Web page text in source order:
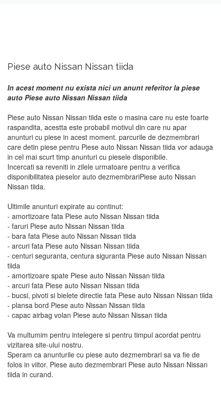
Piese auto Nissan Nissan tiida
In acest moment nu exista nici un anunt referitor la piese
auto Piese auto Nissan Nissan tiida
Piese auto Nissan Nissan tiida este o masina care nu este foarte
raspandita, acestta este probabil motivul din care nu apar
anunturi cu piese in acest moment. parcurile de dezmembrari
care detin piese pentru Piese auto Nissan Nissan tiida vor adauga
in cel mai scurt timp anunturi cu piesele disponibile.
Incercati sa reveniti in zilele urmatoare pentru a verifica
disponibilitatea pieselor auto dezmembrariPiese auto Nissan
Nissan tiida.
Ultimile anunturi expirate au continut:
- amortizoare fata Piese auto Nissan Nissan tiida
- faruri Piese auto Nissan Nissan tiida
- bara fata Piese auto Nissan Nissan tiida
- arcuri fata Piese auto Nissan Nissan tiida
- centuri seguranta, centura siguranta Piese auto Nissan Nissan
tiida
- amortizoare spate Piese auto Nissan Nissan tiida
- arcuri fata Piese auto Nissan Nissan tiida
- bucsi, pivoti si bielete directie fata Piese auto Nissan Nissan tiida
- plansa bord Piese auto Nissan Nissan tiida
- capac airbag volan Piese auto Nissan Nissan tiida
Va multumim pentru intelegere si pentru timpul acordat pentru
vizitarea site-ului nostru.
Speram ca anunturile cu piese auto dezmembrari sa va fie de
folos in viitor. Piese auto dezmembrari Piese auto Nissan Nissan
tiida in curand.